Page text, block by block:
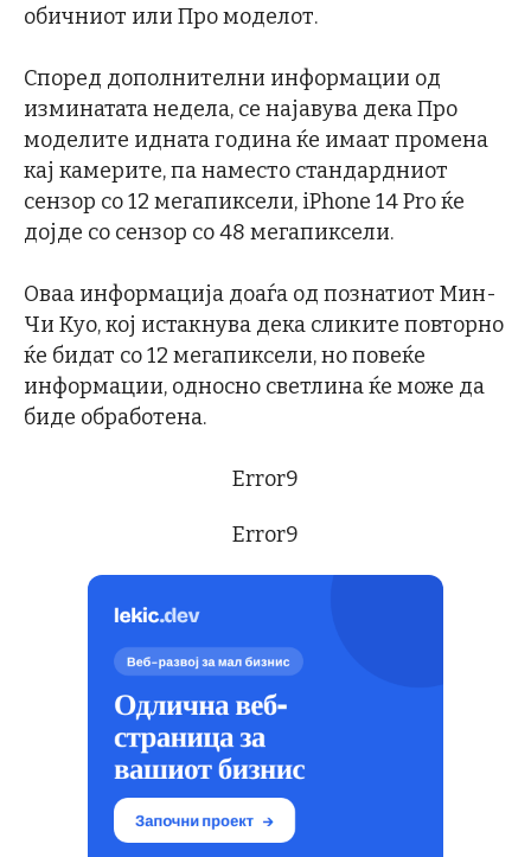
обичниот или Про моделот.
Според дополнителни информации од
изминатата недела, се најавува дека Про
моделите идната година ќе имаат промена
кај камерите, па наместо стандардниот
сензор со 12 мегапиксели, iPhone 14 Pro ќе
дојде со сензор со 48 мегапиксели.
Оваа информација доаѓа од познатиот Мин-
Чи Куо, кој истакнува дека сликите повторно
ќе бидат со 12 мегапиксели, но повеќе
информации, односно светлина ќе може да
биде обработена.
Error9
Error9